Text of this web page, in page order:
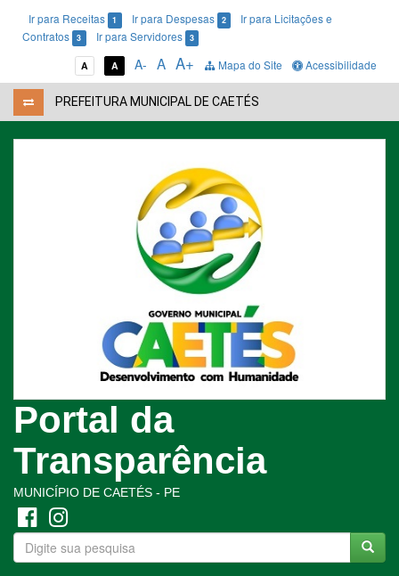
Ir para Receitas 1 Ir para Despesas 2
Ir para Licitações e
Contratos
3 Ir para Servidores 3
A A A- A A+ Mapa do Site Acessibilidade
PREFEITURA MUNICIPAL DE CAETÉS
Portal da
Transparência
MUNICÍPIO DE CAETÉS - PE